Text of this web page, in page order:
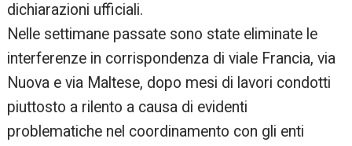
dichiarazioni ufficiali.
Nelle settimane passate sono state eliminate le
interferenze in corrispondenza di viale Francia, via
Nuova e via Maltese, dopo mesi di lavori condotti
piuttosto a rilento a causa di evidenti
problematiche nel coordinamento con gli enti